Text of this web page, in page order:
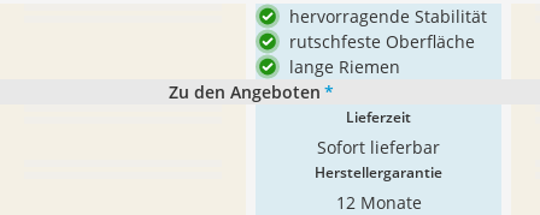
hervorragende Stabilität
rutschfeste Oberfläche
lange Riemen
Zu den Angeboten *
Lieferzeit
Sofort lieferbar
Herstellergarantie
12 Monate